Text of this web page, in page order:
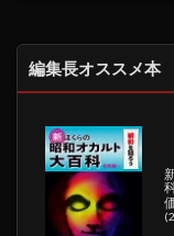
編集長オススメ本